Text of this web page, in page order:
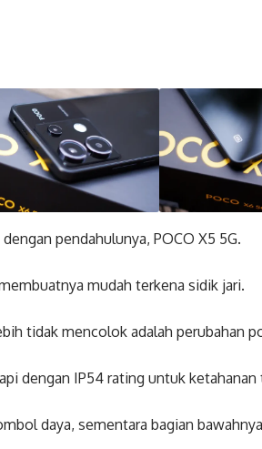
pendahulunya, POCO X5 5G.
mudah terkena sidik jari.
tidak mencolok adalah perubahan
dengan IP54 rating untuk ketahanan
daya, sementara bagian